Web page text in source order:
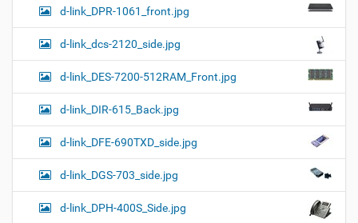
d-link_DPR-1061_front.jpg
d-link_dcs-2120_side.jpg
d-link_DES-7200-512RAM_Front.jpg
d-link_DIR-615_Back.jpg
d-link_DFE-690TXD_side.jpg
d-link_DGS-703_side.jpg
d-link_DPH-400S_Side.jpg